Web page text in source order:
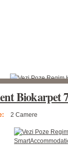
Biokarpet
2 Camere